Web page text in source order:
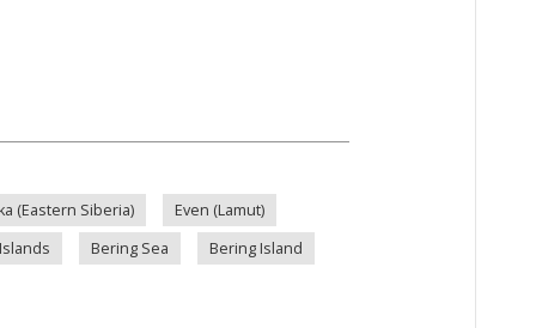
(Eastern Siberia)
Even (Lamut)
Bering Sea Bering Island